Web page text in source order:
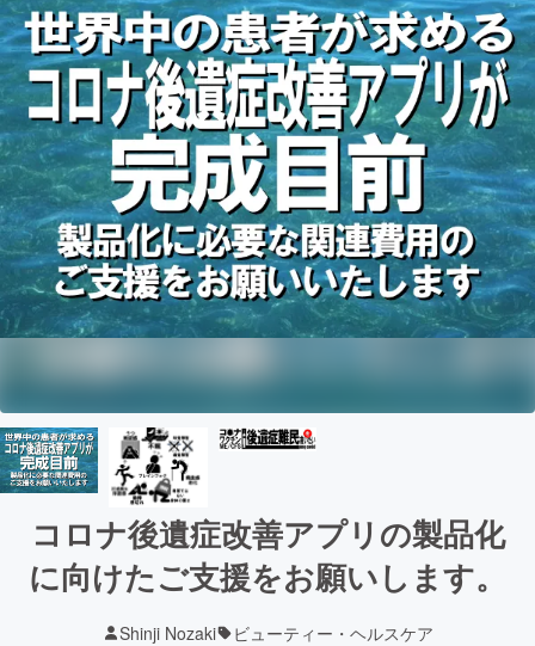
コロナ後遺症改善アプリの製品化
に向けたご支援をお願いします。
Shinji Nozaki ビューティー・ヘルスケア